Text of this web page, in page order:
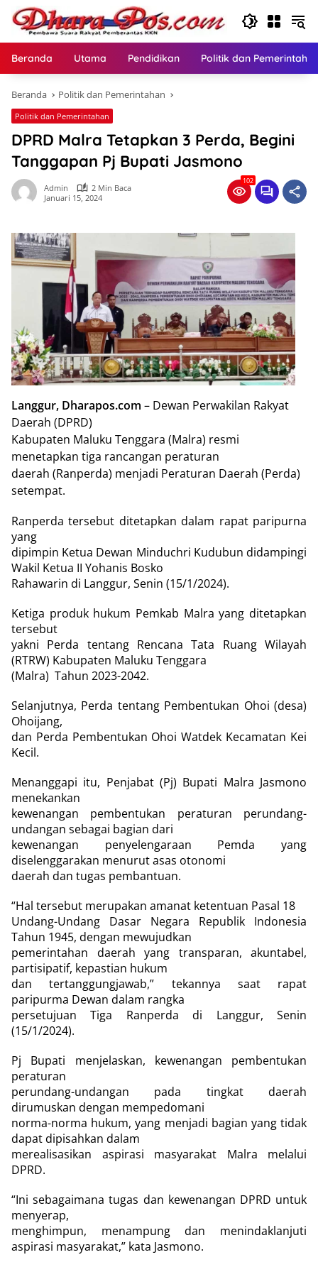
Langsung
konten
Beranda Utama Pendidikan Politik dan
Beranda Politik dan Pemerintahan
Politik dan Pemerintahan
DPRD Malra Tetapkan 3 Perda, Begini
Tanggapan Pj Bupati Jasmono
Admin
2 Min Baca
Januari 15, 2024
102
Langgur, Dharapos.com – Dewan Perwakilan Rakyat
Daerah (DPRD)
Kabupaten Maluku Tenggara (Malra) resmi
menetapkan tiga rancangan peraturan
daerah (Ranperda) menjadi Peraturan Daerah (Perda)
setempat.
Ranperda tersebut ditetapkan dalam rapat paripurna
yang
dipimpin Ketua Dewan Minduchri Kudubun didampingi
Wakil Ketua II Yohanis Bosko
Rahawarin di Langgur, Senin (15/1/2024).
Ketiga produk hukum Pemkab Malra yang ditetapkan
tersebut
yakni Perda tentang Rencana Tata Ruang Wilayah
(RTRW) Kabupaten Maluku Tenggara
(Malra) Tahun 2023-2042.
Selanjutnya, Perda tentang Pembentukan Ohoi (desa)
Ohoijang,
dan Perda Pembentukan Ohoi Watdek Kecamatan Kei
Kecil.
Menanggapi itu, Penjabat (Pj) Bupati Malra Jasmono
menekankan
kewenangan pembentukan peraturan perundang-
undangan sebagai bagian dari
kewenangan penyelengaraan Pemda yang
diselenggarakan menurut asas otonomi
daerah dan tugas pembantuan.
“Hal tersebut merupakan amanat ketentuan Pasal 18
Undang-Undang Dasar Negara Republik Indonesia
Tahun 1945, dengan mewujudkan
pemerintahan daerah yang transparan, akuntabel,
partisipatif, kepastian hukum
dan tertanggungjawab,” tekannya saat rapat
paripurma Dewan dalam rangka
persetujuan Tiga Ranperda di Langgur, Senin
(15/1/2024).
Pj Bupati menjelaskan, kewenangan pembentukan
peraturan
perundang-undangan pada tingkat daerah
dirumuskan dengan mempedomani
norma-norma hukum, yang menjadi bagian yang tidak
dapat dipisahkan dalam
merealisasikan aspirasi masyarakat Malra melalui
DPRD.
“Ini sebagaimana tugas dan kewenangan DPRD untuk
menyerap,
menghimpun, menampung dan menindaklanjuti
aspirasi masyarakat,” kata Jasmono.